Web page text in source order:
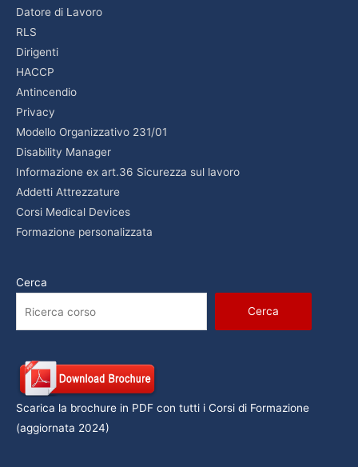
Datore di Lavoro
RLS
Dirigenti
HACCP
Antincendio
Privacy
Modello Organizzativo 231/01
Disability Manager
Informazione ex art.36 Sicurezza sul lavoro
Addetti Attrezzature
Corsi Medical Devices
Formazione personalizzata
Cerca
Cerca
Scarica la brochure in PDF con tutti i Corsi di Formazione
(aggiornata 2024)